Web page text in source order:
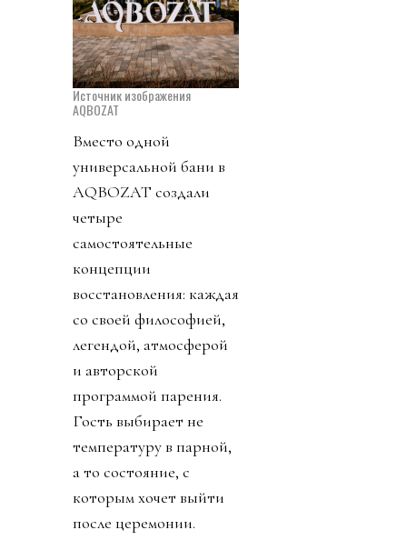
Источник изображения
AQBOZAT
Вместо одной
универсальной бани в
AQBOZAT создали
четыре
самостоятельные
концепции
восстановления: каждая
со своей философией,
легендой, атмосферой
и авторской
программой парения.
Гость выбирает не
температуру в парной,
а то состояние, с
которым хочет выйти
после церемонии.